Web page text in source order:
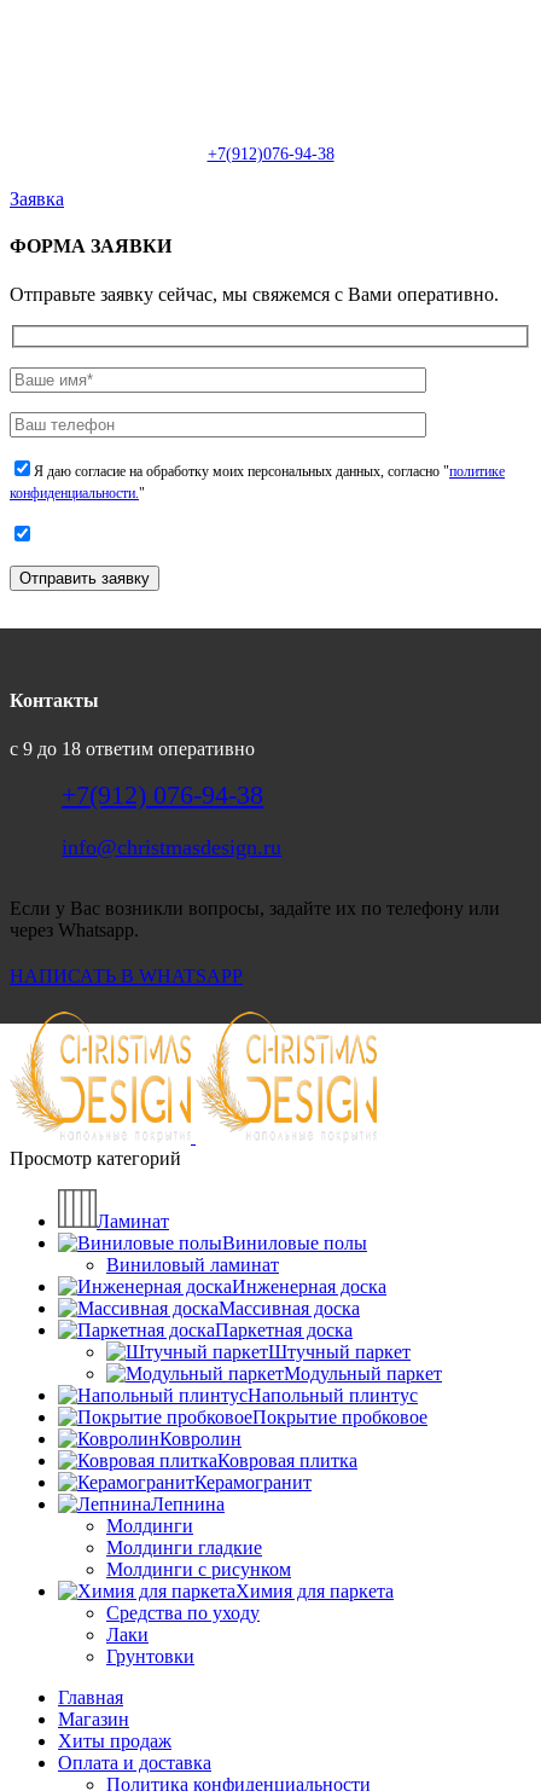
+7(912)076-94-38
Заявка
ФОРМА ЗАЯВКИ
Отправьте заявку сейчас, мы свяжемся с Вами оперативно.
Я даю согласие на обработку моих персональных данных, согласно "политике
конфиденциальности."
Отправить заявку
Контакты
с 9 до 18 ответим оперативно
+7(912) 076-94-38
info@christmasdesign.ru
Если у Вас возникли вопросы, задайте их по телефону или
через Whatsapp.
НАПИСАТЬ В WHATSAPP
Просмотр категорий
Ламинат
Виниловые полы
Виниловый ламинат
Инженерная доска
Массивная доска
Паркетная доска
Штучный паркет
Модульный паркет
Напольный плинтус
Покрытие пробковое
Ковролин
Ковровая плитка
Керамогранит
Лепнина
Молдинги
Молдинги гладкие
Молдинги с рисунком
Химия для паркета
Средства по уходу
Лаки
Грунтовки
Главная
Магазин
Хиты продаж
Оплата и доставка
Политика конфиденциальности